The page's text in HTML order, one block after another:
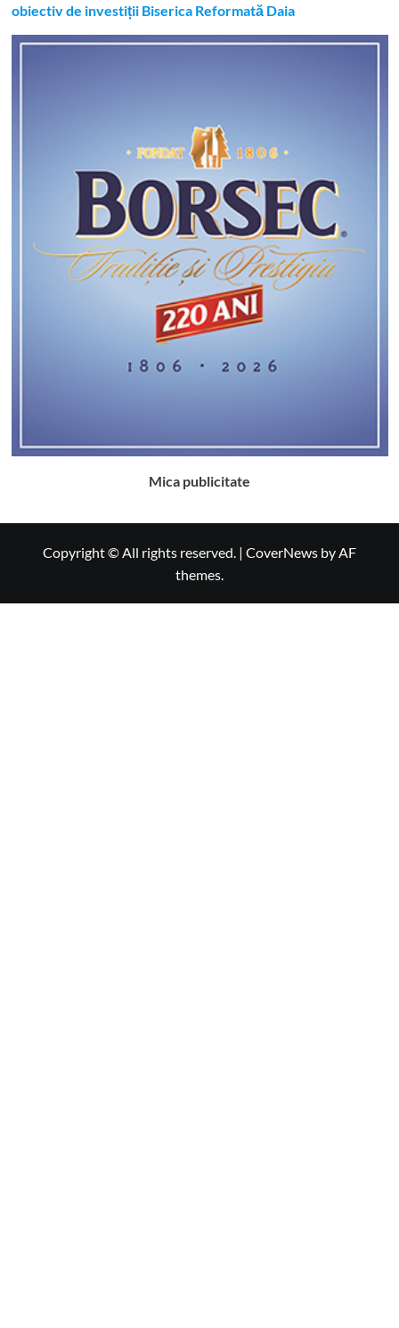
obiectiv de investiții Biserica Reformată Daia
Mica publicitate
Copyright © All rights reserved. | CoverNews by AF
themes.